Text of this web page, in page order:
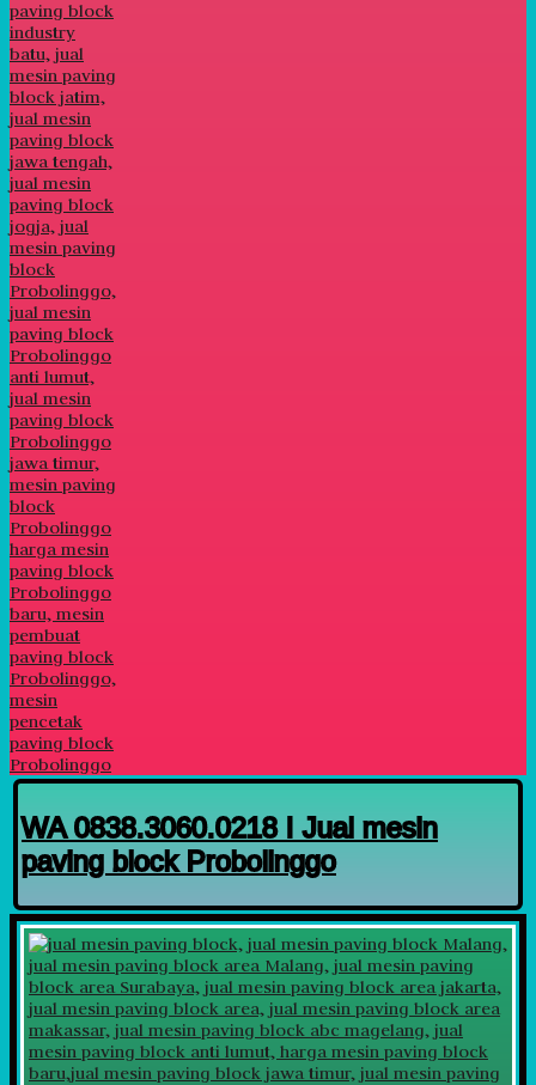
WA 0838.3060.0218 I Jual mesin
paving block Probolinggo